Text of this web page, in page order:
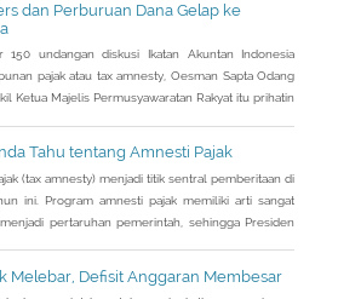
dan Perburuan Dana Gelap ke
150 undangan diskusi Ikatan Akuntan Indonesia
pajak atau tax amnesty, Oesman Sapta Odang
Ketua Majelis Permusyawaratan Rakyat itu prihatin
penerimaan pajak, banyak uang warga Indonesia
Tahu tentang Amnesti Pajak
(tax amnesty) menjadi titik sentral pemberitaan di
ini. Program amnesti pajak memiliki arti sangat
pertaruhan pemerintah, sehingga Presiden
Melebar, Defisit Anggaran Membesar